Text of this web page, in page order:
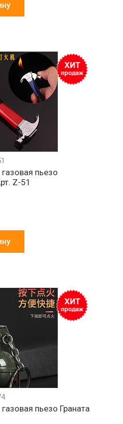
Все товары
в наличии
на складе
пьезо
Z-51
пьезо Граната